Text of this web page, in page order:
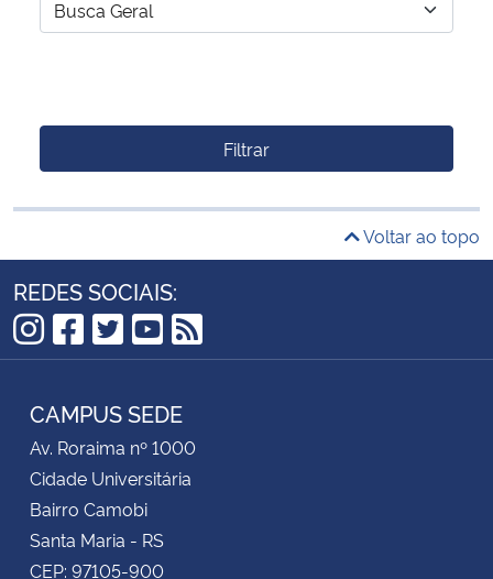
Filtrar
Voltar ao topo
REDES SOCIAIS:
Instagram
Facebook
Twitter
YouTube
RSS
CAMPUS SEDE
Av. Roraima nº 1000
Cidade Universitária
Bairro Camobi
Santa Maria - RS
CEP: 97105-900